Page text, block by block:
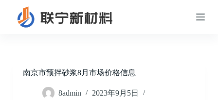
南京市预拌砂浆8月市场价格信息
8admin
2023年9月5日